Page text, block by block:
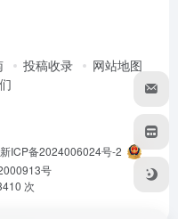
投稿收录
网站地图
新ICP备2024006024号-2
号
次